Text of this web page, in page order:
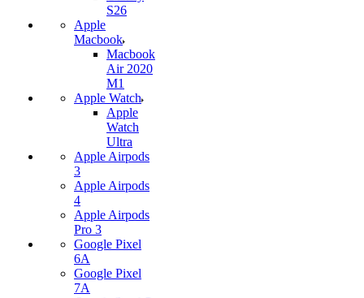
S26
Apple
Macbook
Macbook
Air 2020
M1
Apple Watch
Apple
Watch
Ultra
Apple Airpods
3
Apple Airpods
4
Apple Airpods
Pro 3
Google Pixel
6A
Google Pixel
7А